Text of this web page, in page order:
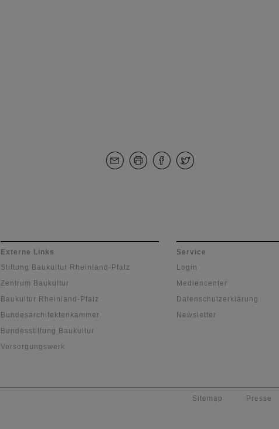
Externe Links
Stiftung Baukultur Rheinland-Pfalz
Zentrum Baukultur
Baukultur Rheinland-Pfalz
Bundesarchitektenkammer
Bundesstiftung Baukultur
Versorgungswerk
Service
Login
Mediencenter
Datenschutzerklärung
Newsletter
Sitemap Presse